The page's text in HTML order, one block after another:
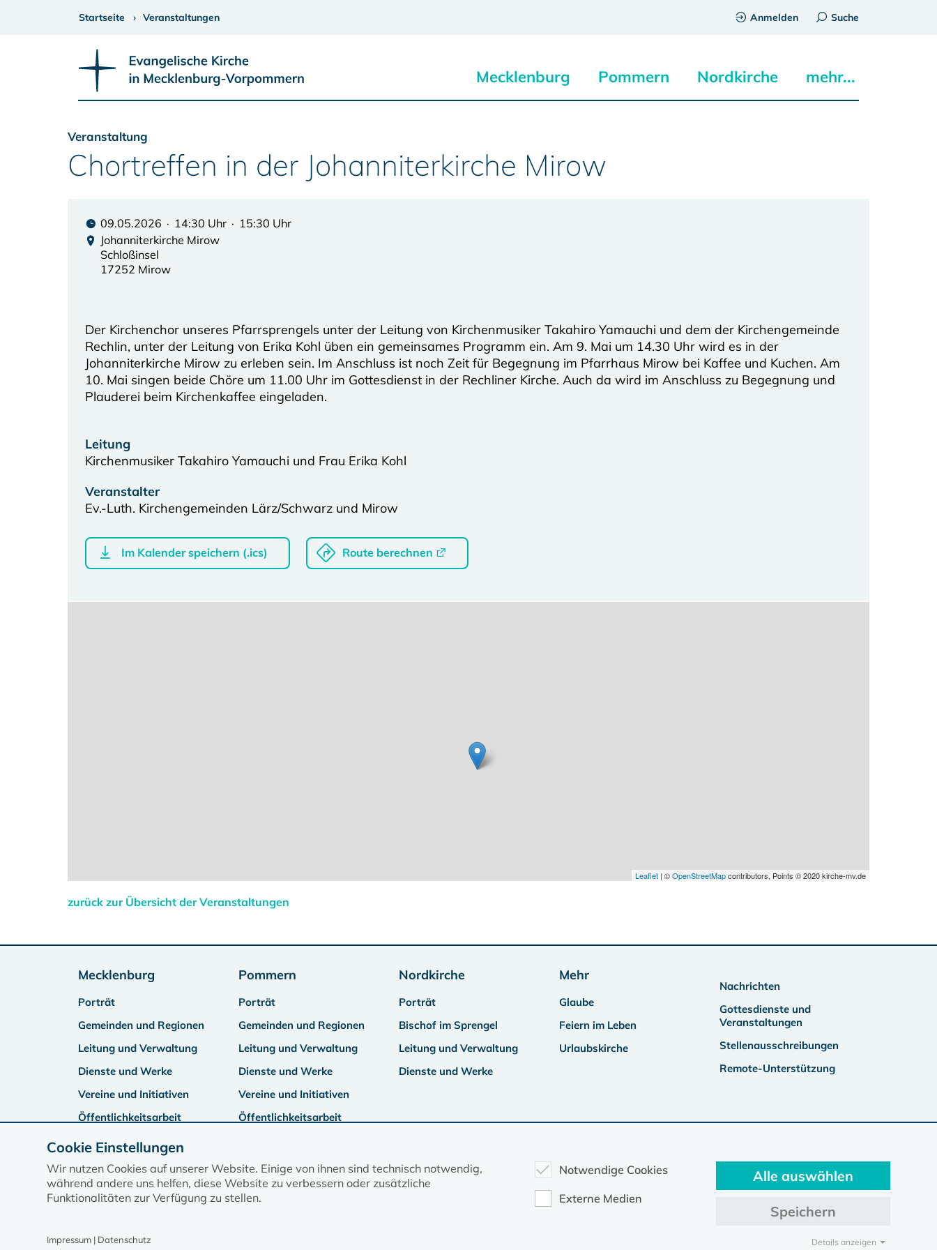
Startseite Veranstaltungen Anmelden Suche
Mecklenburg Pommern Nordkirche mehr...
Veranstaltung
Chortreffen in der Johanniterkirche Mirow
09.05.2026 · 14:30 Uhr · 15:30 Uhr
Johanniterkirche Mirow
Schloßinsel
17252 Mirow
Der Kirchenchor unseres Pfarrsprengels unter der Leitung von Kirchenmusiker Takahiro Yamauchi und dem der Kirchengemeinde
Rechlin, unter der Leitung von Erika Kohl üben ein gemeinsames Programm ein. Am 9. Mai um 14.30 Uhr wird es in der
Johanniterkirche Mirow zu erleben sein. Im Anschluss ist noch Zeit für Begegnung im Pfarrhaus Mirow bei Kaffee und Kuchen. Am
10. Mai singen beide Chöre um 11.00 Uhr im Gottesdienst in der Rechliner Kirche. Auch da wird im Anschluss zu Begegnung und
Plauderei beim Kirchenkaffee eingeladen.
Leitung
Kirchenmusiker Takahiro Yamauchi und Frau Erika Kohl
Veranstalter
Ev.-Luth. Kirchengemeinden Lärz/Schwarz und Mirow
Im Kalender speichern (.ics) Route berechnen
Leaflet | ©OpenStreetMapcontributors, Points © 2020 kirche-mv.de
zurück zur Übersicht der Veranstaltungen
Mecklenburg
Porträt
Gemeinden und Regionen
Leitung und Verwaltung
Dienste und Werke
Vereine und Initiativen
Öffentlichkeitsarbeit
Pommern
Porträt
Gemeinden und Regionen
Leitung und Verwaltung
Dienste und Werke
Vereine und Initiativen
Öffentlichkeitsarbeit
Nordkirche
Porträt
Bischof im Sprengel
Leitung und Verwaltung
Dienste und Werke
Mehr
Glaube
Feiern im Leben
Urlaubskirche
Nachrichten
Gottesdienste und
Veranstaltungen
Stellenausschreibungen
Remote-Unterstützung
Impressum
Cookie Einstellungen
Wir nutzen Cookies auf unserer Website. Einige von ihnen sind technisch notwendig,
während andere uns helfen, diese Website zu verbessern oder zusätzliche
Funktionalitäten zur Verfügung zu stellen.
Notwendige Cookies
Externe Medien
Alle auswählen
Speichern
Details anzeigen
Impressum | Datenschutz